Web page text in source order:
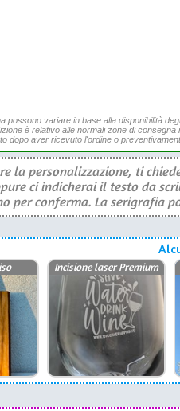
possono variare in base alla disponibilità
è relativo alle normali zone di
dopo aver ricevuto l'ordine o
la personalizzazione, ti
ci indicherai il testo da
per conferma. La serigrafia
Incisione laser Premium